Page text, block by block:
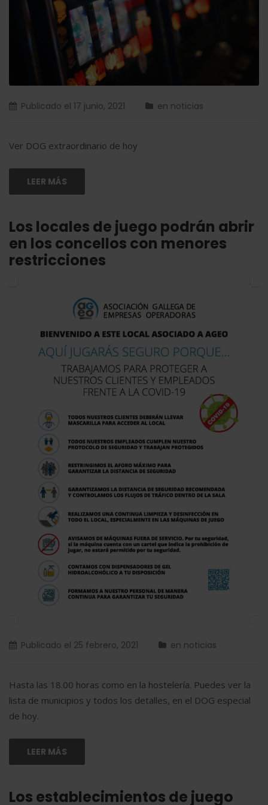
Publicado el 17 junio, 2021 en noticias
Ver DOG extraordinario de hoy
LEER MÁS
Los locales de juego podrán abrir
en los concellos con menores
restricciones
Publicado el 25 febrero, 2021 en noticias
Hasta las 18.00 horas como en la hostelería. Puedes ver la
lista de municipios y todos los detalles, en el DOG especial
de hoy.
LEER MÁS
Los establecimientos de juego